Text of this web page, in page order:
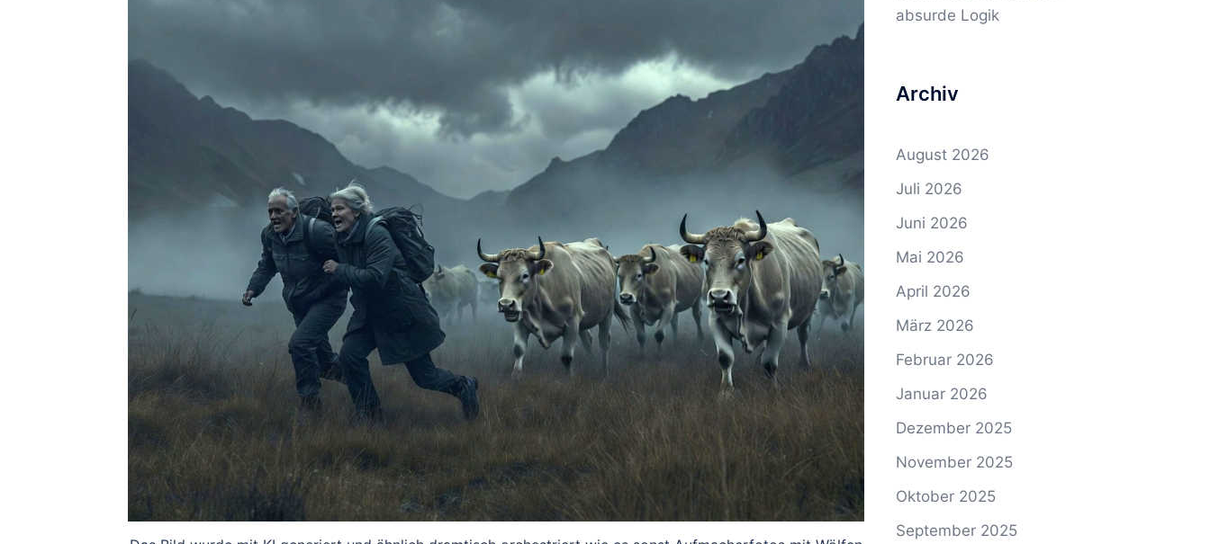
absurde Logik
Archiv
August 2026
Juli 2026
Juni 2026
Mai 2026
April 2026
März 2026
Februar 2026
Januar 2026
Dezember 2025
November 2025
Oktober 2025
September 2025